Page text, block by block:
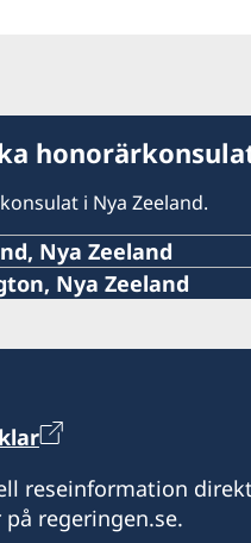
i Nya Zeeland.
Nya Zeeland
honorärkonsulat i
Nya Zeeland
reseinformation
på regeringen.se.